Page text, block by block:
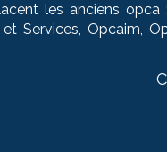
les anciens opca
Services, Opcaim,